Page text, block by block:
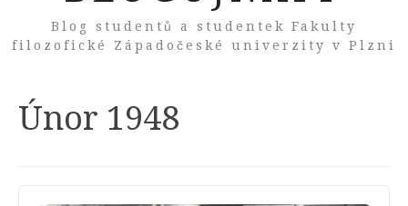
Blog studentů a studentek Fakulty
filozofické Západočeské univerzity v Plzni
Tag:
Únor 1948